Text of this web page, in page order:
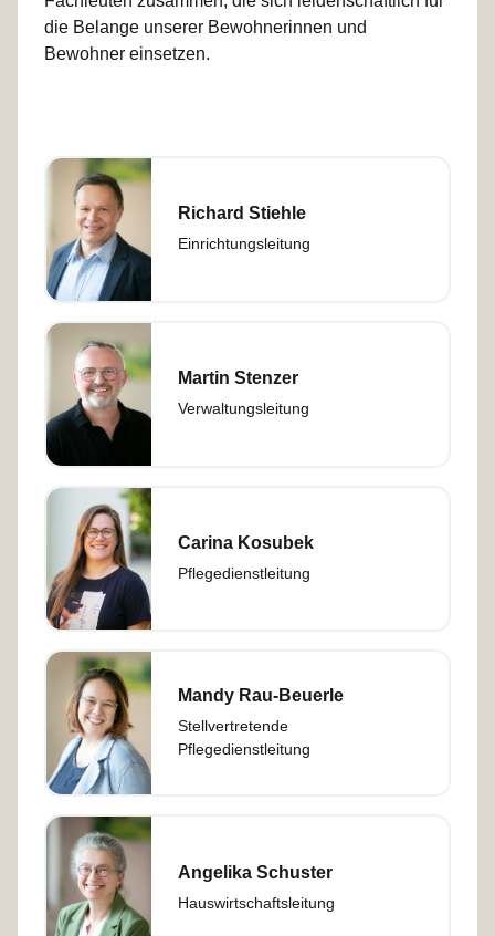
s
die Belange unserer Bewohnerinnen und
Bewohner einsetzen.
Richard Stiehle
Einrichtungsleitung
Martin Stenzer
Verwaltungsleitung
Carina Kosubek
Pflegedienstleitung
Mandy Rau-Beuerle
Stellvertretende
Pflegedienstleitung
Angelika Schuster
Hauswirtschaftsleitung